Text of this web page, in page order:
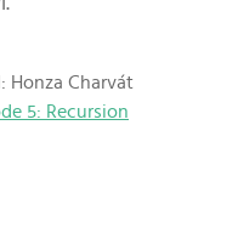
: Honza Charvát
5: Recursion